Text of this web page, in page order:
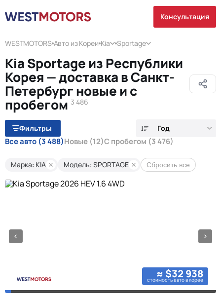
Консультация
WESTMOTORS Авто из Кореи Kia Sportage
Kia Sportage из Республики
Корея — доставка в Санкт-
Петербург новые и с
пробегом 3 486
Фильтры Год
Все авто (3 488)Новые (12)С пробегом (3 476)
Марка: KIA Модель: SPORTAGE Сбросить все
≈ $32 938
стоимость авто в корее